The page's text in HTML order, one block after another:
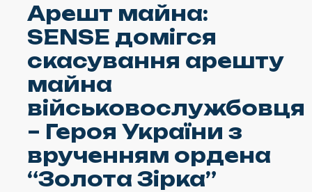
Арешт майна:
SENSE домігся
скасування арешту
майна
військовослужбовця
– Героя України з
врученням ордена
“Золота Зірка”